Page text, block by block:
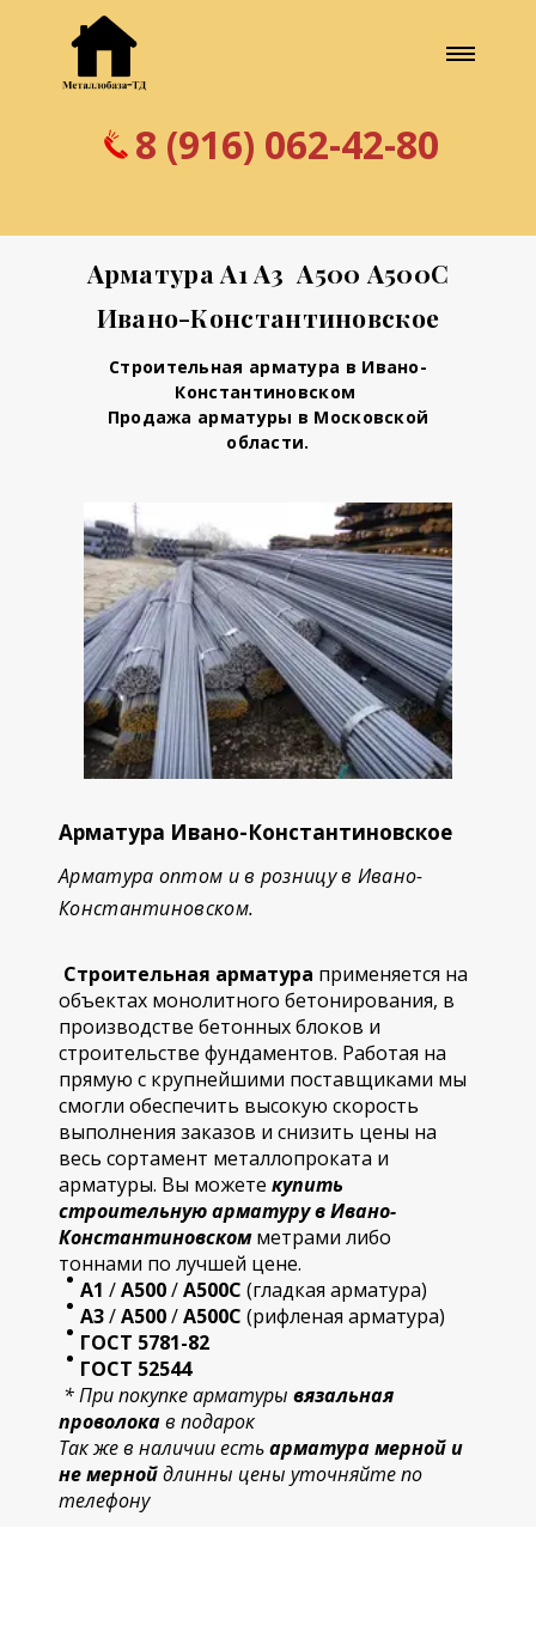
8 (916) 062-42-80
Арматура А1 А3 А500 А500С
Ивано-Константиновское
Строительная арматура в Ивано-
Константиновском
Продажа арматуры в Московской
области.
Арматура Ивано-Константиновское
Арматура оптом и в розницу в Ивано-
Константиновском.
Строительная арматура применяется на
объектах монолитного бетонирования, в
производстве бетонных блоков и
строительстве фундаментов. Работая на
прямую с крупнейшими поставщиками мы
смогли обеспечить высокую скорость
выполнения заказов и снизить цены на
весь сортамент металлопроката и
арматуры. Вы можете купить
строительнуюарматуру в Ивано-
Константиновскомметрами либо
тоннами по лучшей цене.
А1 /А500/А500С (гладкая арматура)
А3/А500/А500С (рифленая арматура)
ГОСТ 5781-82
ГОСТ 52544
* При покупке арматуры вязальная
проволокав подарок
Так же в наличии естьарматура мерной и
не мернойдлинны цены уточняйте по
телефону